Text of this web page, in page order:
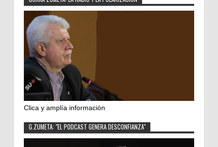
Clica y amplía información
G.ZUMETA: "EL PODCAST GENERA DESCONFIANZA"